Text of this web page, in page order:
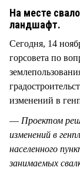
На месте
ландшафт.
Сегодня, 14
горсовета по
изменений в
— Проектом
изменений в
населенного
занимаемых